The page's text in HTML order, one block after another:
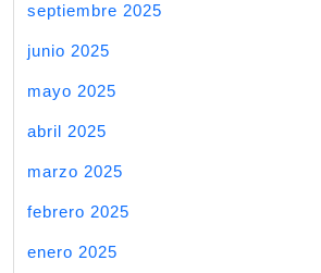
septiembre 2025
junio 2025
mayo 2025
abril 2025
marzo 2025
febrero 2025
enero 2025